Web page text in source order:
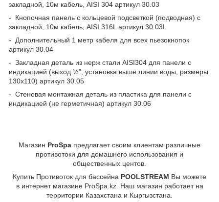
закладной, 10м кабель, AISI 304 артикул 30.03
- Кнопочная панель с кольцевой подсветкой (подводная) с
закладной, 10м кабель, AISI 316L артикул 30.03L
- Дополнительный 1 метр кабеля для всех пьезокнопок
артикул 30.04
- Закладная деталь из нерж стали AISI304 для панели с
индикацией (выход ½”, установка выше линии воды, размеры
130х110) артикул 30.05
- Стеновая монтажная деталь из пластика для панели с
индикацией (не герметичная) артикул 30.06
Магазин ProSpa предлагает своим клиентам различные
противотоки для домашнего использования и
общественных центов.
Купить Противоток для бассейна POOLSTREAM Вы можете
в интернет магазине ProSpa.kz. Наш магазин работает на
территории Казахстана и Кыргызстана.